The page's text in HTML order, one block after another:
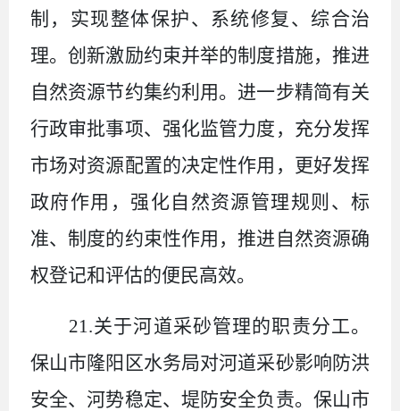
制，实现整体保护、系统修复、综合治
理。创新激励约束并举的制度措施，推进
自然资源节约集约利用。进一步精简有关
行政审批事项、强化监管力度，充分发挥
市场对资源配置的决定性作用，更好发挥
政府作用，强化自然资源管理规则、标
准、制度的约束性作用，推进自然资源确
权登记和评估的便民高效。
21.关于河道采砂管理的职责分工。
保山市隆阳区水务局对河道采砂影响防洪
安全、河势稳定、堤防安全负责。保山市